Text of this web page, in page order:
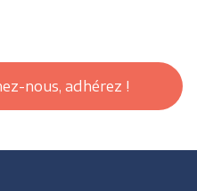
nous, adhérez !